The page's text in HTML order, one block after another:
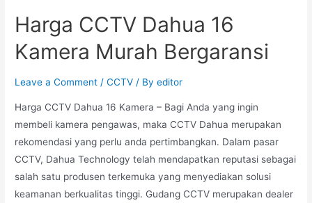
Harga CCTV Dahua 16
Kamera Murah Bergaransi
Leave a Comment /CCTV / Byeditor
Harga CCTV Dahua 16 Kamera – Bagi Anda yang ingin
membeli kamera pengawas, maka CCTV Dahua merupakan
rekomendasi yang perlu anda pertimbangkan. Dalam pasar
CCTV, Dahua Technology telah mendapatkan reputasi sebagai
salah satu produsen terkemuka yang menyediakan solusi
keamanan berkualitas tinggi. Gudang CCTV merupakan dealer